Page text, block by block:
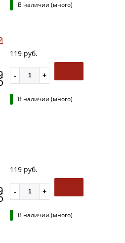
В наличии (много)
119 руб.
В наличии (много)
119 руб.
В наличии (много)